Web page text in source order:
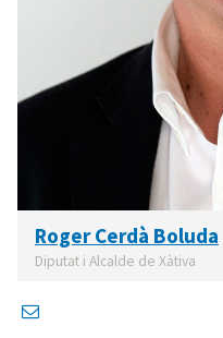
Roger Cerdà Boluda
Diputat i Alcalde de Xàtiva